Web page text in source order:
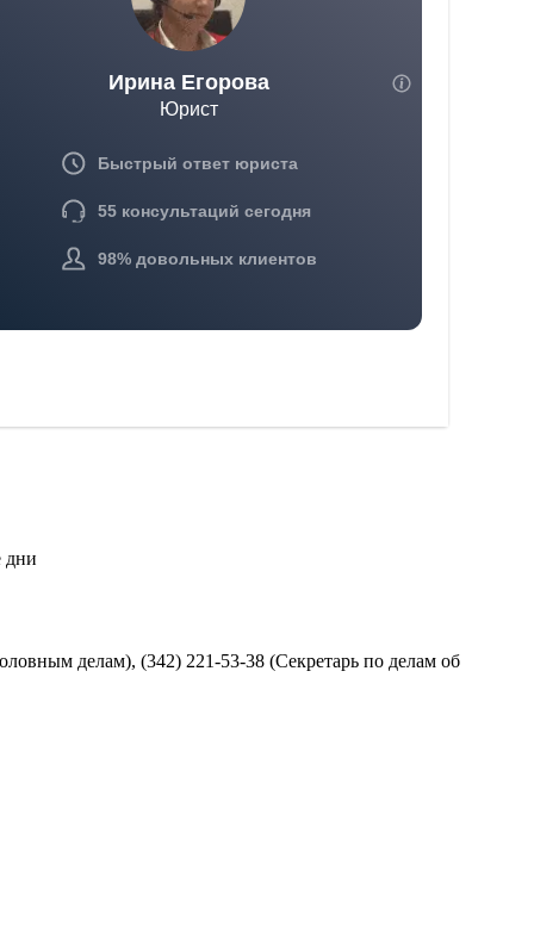
дни
делам), (342) 221-53-38 (Секретарь по делам об